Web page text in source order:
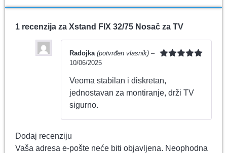
1 recenzija za Xstand FIX 32/75 Nosač za TV
Radojka (potvrđen vlasnik) –
10/06/2025
Veoma stabilan i diskretan,
jednostavan za montiranje, drži TV
sigurno.
Dodaj recenziju
Vaša adresa e-pošte neće biti objavljena. Neophodna